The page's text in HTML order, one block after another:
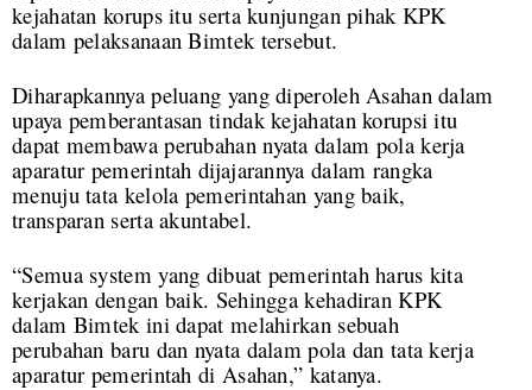
kejahatan korups itu serta kunjungan pihak KPK
dalam pelaksanaan Bimtek tersebut.
Diharapkannya peluang yang diperoleh Asahan dalam
upaya pemberantasan tindak kejahatan korupsi itu
dapat membawa perubahan nyata dalam pola kerja
aparatur pemerintah dijajarannya dalam rangka
menuju tata kelola pemerintahan yang baik,
transparan serta akuntabel.
“Semua system yang dibuat pemerintah harus kita
kerjakan dengan baik. Sehingga kehadiran KPK
dalam Bimtek ini dapat melahirkan sebuah
perubahan baru dan nyata dalam pola dan tata kerja
aparatur pemerintah di Asahan,” katanya.